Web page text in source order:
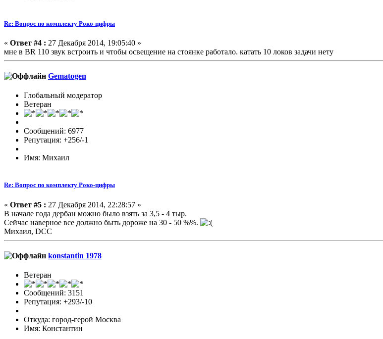
Re: Вопрос по комплекту Роко-цифры
« Ответ #4 : 27 Декабря 2014, 19:05:40 »
мне в BR 110 звук встроить и чтобы освещение на стоянке работало. катать 10 локов задачи нету
Gematogen
Глобальный модератор
Ветеран
Сообщений: 6977
Репутация: +256/-1
Имя: Михаил
Re: Вопрос по комплекту Роко-цифры
« Ответ #5 : 27 Декабря 2014, 22:28:57 »
В начале года дербан можно было взять за 3,5 - 4 тыр.
Сейчас наверное все должно быть дороже на 30 - 50 %%.
Михаил, DCC
konstantin 1978
Ветеран
Сообщений: 3151
Репутация: +293/-10
Откуда: город-герой Москва
Имя: Константин